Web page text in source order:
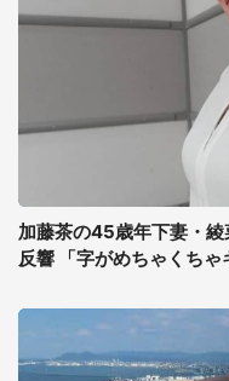
加藤茶の45歳年下妻・
反響 「字がめちゃくちゃ